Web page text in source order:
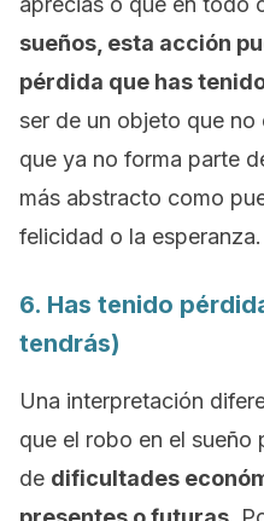
sueños, esta acción
pérdida que has
ser de un objeto que no
que ya no forma parte
más abstracto como
felicidad o la esperanza.
6. Has tenido
tendrás)
Una interpretación
que el robo en el sueño
de dificultades